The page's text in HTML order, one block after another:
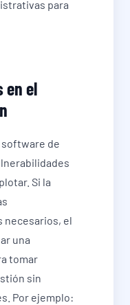
para
en el
software de
Si la
necesarios, el
una
tomar
sin
Por ejemplo: